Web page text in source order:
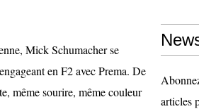
Mick Schumacher se
en F2 avec Prema. De
même sourire, même couleur
articles